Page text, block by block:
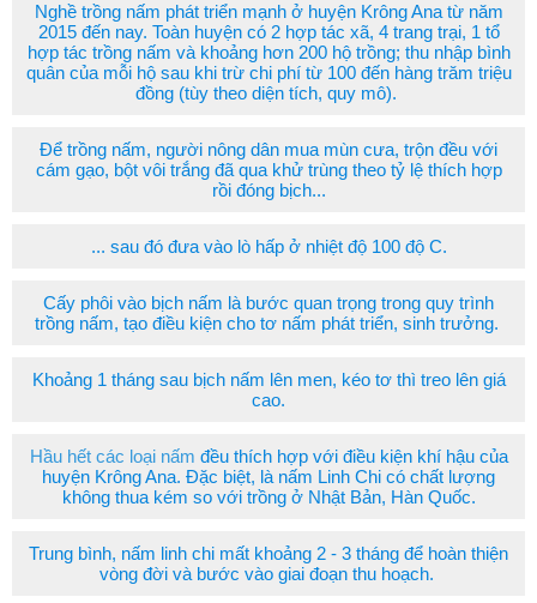
Nghề trồng nấm phát triển mạnh ở huyện Krông Ana từ năm
2015 đến nay. Toàn huyện có 2 hợp tác xã, 4 trang trại, 1 tổ
hợp tác trồng nấm và khoảng hơn 200 hộ trồng; thu nhập bình
quân của mỗi hộ sau khi trừ chi phí từ 100 đến hàng trăm triệu
đồng (tùy theo diện tích, quy mô).
Để trồng nấm, người nông dân mua mùn cưa, trộn đều với
cám gạo, bột vôi trắng đã qua khử trùng theo tỷ lệ thích hợp
rồi đóng bịch...
... sau đó đưa vào lò hấp ở nhiệt độ 100 độ C.
Cấy phôi vào bịch nấm là bước quan trọng trong quy trình
trồng nấm, tạo điều kiện cho tơ nấm phát triển, sinh trưởng.
Khoảng 1 tháng sau bịch nấm lên men, kéo tơ thì treo lên giá
cao.
Hầu hết các loại nấm đều thích hợp với điều kiện khí hậu của
huyện Krông Ana. Đặc biệt, là nấm Linh Chi có chất lượng
không thua kém so với trồng ở Nhật Bản, Hàn Quốc.
Trung bình, nấm linh chi mất khoảng 2 - 3 tháng để hoàn thiện
vòng đời và bước vào giai đoạn thu hoạch.